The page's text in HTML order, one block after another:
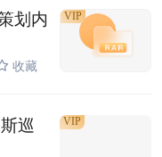
划内
收藏
VIP
巡
VIP